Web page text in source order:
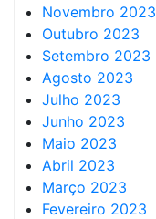
Novembro 2023
Outubro 2023
Setembro 2023
Agosto 2023
Julho 2023
Junho 2023
Maio 2023
Abril 2023
Março 2023
Fevereiro 2023